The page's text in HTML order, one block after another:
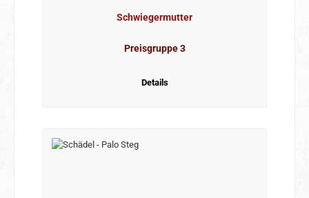
Schwiegermutter
Preisgruppe 3
Details